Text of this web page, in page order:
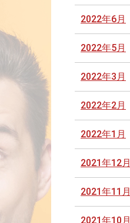
2022年6月
2022年5月
2022年3月
2022年2月
2022年1月
2021年12月
2021年11月
2021年10月